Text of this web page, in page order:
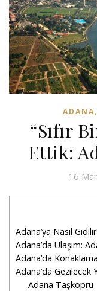
ADANA,
“Sıfır
Ettik:
16
Adana’ya Nasıl
Adana’da Ulaşım:
Adana’da
Adana’da Gezilecek
Adana Taşköprü